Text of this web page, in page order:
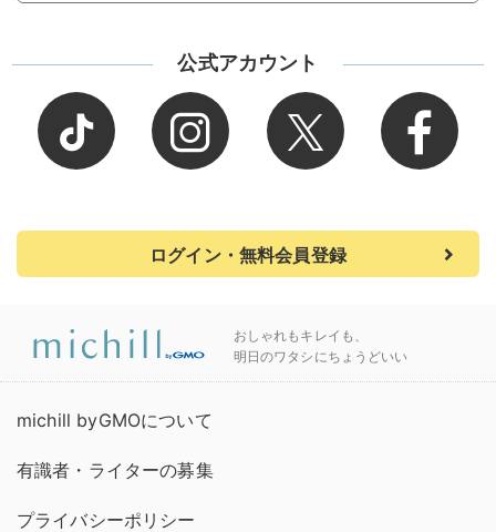
公式アカウント
ログイン・無料会員登録
おしゃれもキレイも、
明日のワタシにちょうどいい
michill byGMOについて
有識者・ライターの募集
プライバシーポリシー